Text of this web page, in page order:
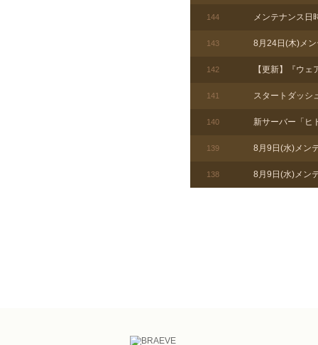
144 メンテナンス日
143 8月24日(木)メ
142 【更新】『ウ
141 スタートダッシ
140 新サーバー「ヒ
139 8月9日(水)メン
138 8月9日(水)メン